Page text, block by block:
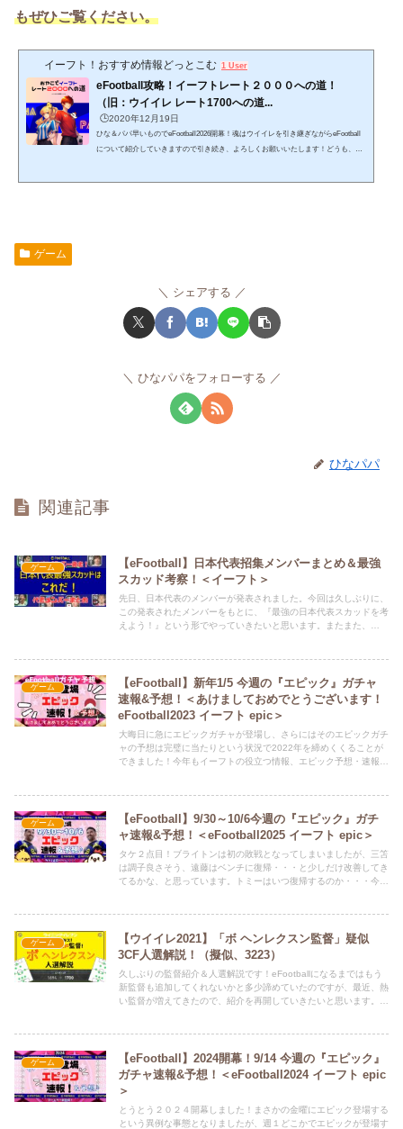
もぜひご覧ください。
イーフト！おすすめ情報どっとこむ 1 User
eFootball攻略！イーフトレート２０００への道！
（旧：ウイイレ レート1700への道...
🕒️2020年12月19日
ひな＆パパ早いものでeFootball2026開幕！魂はウイイレを引き継ぎながらeFootball
について紹介していきますので引き続き、よろしくお願いいたします！どうも、ひ
ゲーム
シェアする
ひなパパをフォローする
ひなパパ
関連記事
ゲーム
【eFootball】日本代表招集メンバーまとめ＆最強
スカッド考察！＜イーフト＞
先日、日本代表のメンバーが発表されました。今回は久しぶりに、
この発表されたメンバーをもとに、『最強の日本代表スカッドを考
えよう！』という形でやっていきたいと思います。またまた、
皆さんの考える日本代表スカッドも教えていただけると嬉しいで
す。Twitter（ひな担当）もよろしくお願いします。ひなちゃんが、
新記事の情報や、どうでも良いことつぶやいてます。 ⇒
@HINAandPAPA
ゲーム
【eFootball】新年1/5 今週の『エピック』ガチャ
速報&予想！＜あけましておめでとうございます！
eFootball2023 イーフト epic＞
大晦日に急にエピックガチャが登場し、さらにはそのエピックガチ
ャの予想は完璧に当たりという状況で2022年を締めくくることが
できました！今年もイーフトの役立つ情報、エピック予想・速報、
まで伸ばせるでしょうか！
ゲーム
【eFootball】9/30～10/6今週の『エピック』ガチ
ャ速報&予想！＜eFootball2025 イーフト epic＞
タケ２点目！ブライトンは初の敗戦となってしまいましたが、三笘
は調子良さそう、遠藤はベンチに復帰・・・と少しだけ改善してき
てるかな、と思っています。トミーはいつ復帰するのか・・・今後
Twitter（ひな担当）もよろしくお願いします。ひなちゃんが、新記
事の情報や、どうでも良いことつぶやいてます。 ⇒
@HINAandPAPA
ゲーム
【ウイイレ2021】「ボ ヘンレクスン監督」疑似
3CF人選解説！（擬似、3223）
久しぶりの監督紹介＆人選解説です！eFootballになるまではもう
新監督も追加してくれないかと多少諦めていたのですが、最近、熱
い監督が増えてきたので、紹介を再開していきたいと思います。そ
ゲーム
【eFootball】2024開幕！9/14 今週の『エピック』
ガチャ速報&予想！＜eFootball2024 イーフト epic
＞
とうとう２０２４開幕しました！まさかの金曜にエピック登場する
という異例な事態となりましたが、週１どこかでエピックが登場す